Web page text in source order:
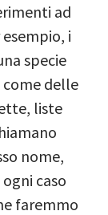
ad
i
specie
delle
liste
nome,
caso
faremmo